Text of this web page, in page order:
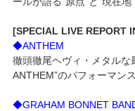
[SPECIAL LIVE REPORT
◆ANTHEM
徹頭徹尾ヘヴィ・メタルな
ANTHEM”のパフォーマン
◆GRAHAM BONNET